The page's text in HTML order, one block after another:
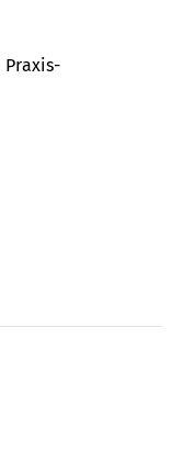
Praxis-